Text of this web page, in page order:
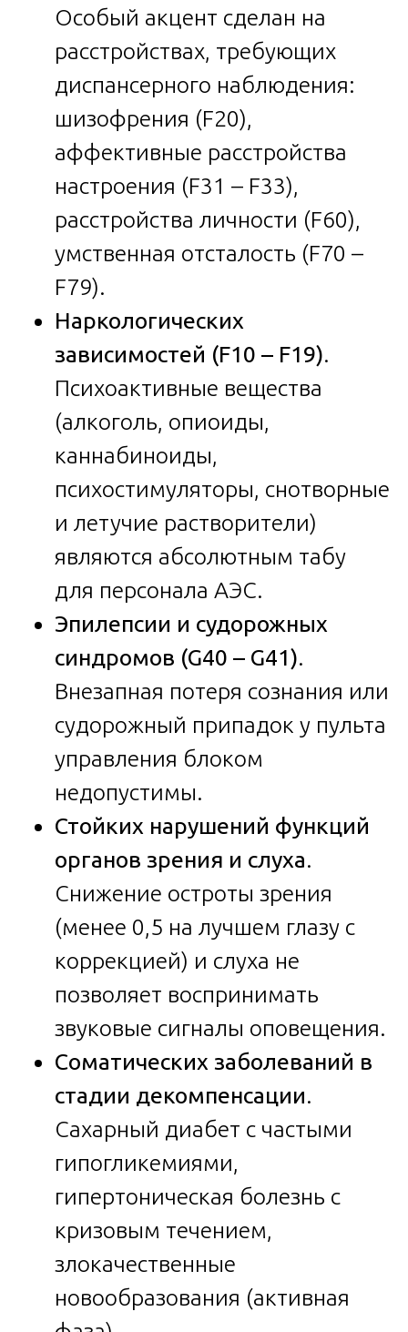
Особый акцент сделан на
расстройствах, требующих
диспансерного наблюдения:
шизофрения (F20),
аффективные расстройства
настроения (F31 – F33),
расстройства личности (F60),
умственная отсталость (F70 –
F79).
Наркологических
зависимостей (F10 – F19).
Психоактивные вещества
(алкоголь, опиоиды,
каннабиноиды,
психостимуляторы, снотворные
и летучие растворители)
являются абсолютным табу
для персонала АЭС.
Эпилепсии и судорожных
синдромов (G40 – G41).
Внезапная потеря сознания или
судорожный припадок у пульта
управления блоком
недопустимы.
Стойких нарушений функций
органов зрения и слуха.
Снижение остроты зрения
(менее 0,5 на лучшем глазу с
коррекцией) и слуха не
позволяет воспринимать
звуковые сигналы оповещения.
Соматических заболеваний в
стадии декомпенсации.
Сахарный диабет с частыми
гипогликемиями,
гипертоническая болезнь с
кризовым течением,
злокачественные
новообразования (активная